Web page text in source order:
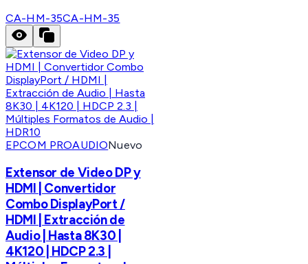
CA-HM-35CA-HM-35
EPCOM PROAUDIONuevo
Extensor de Video DP y
HDMI | Convertidor
Combo DisplayPort /
HDMI | Extracción de
Audio | Hasta 8K30 |
4K120 | HDCP 2.3 |